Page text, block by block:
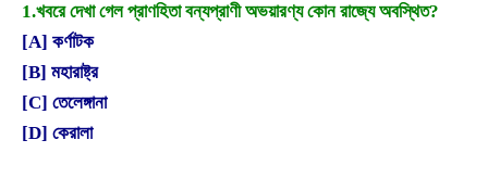
1.খবরে দেখা গেল প্রাণহিতা বন্যপ্রাণী অভয়ারণ্য কোন রাজ্যে অবস্থিত?
[A] কর্ণাটক
[B] মহারাষ্ট্র
[C] তেলেঙ্গানা
[D] কেরালা